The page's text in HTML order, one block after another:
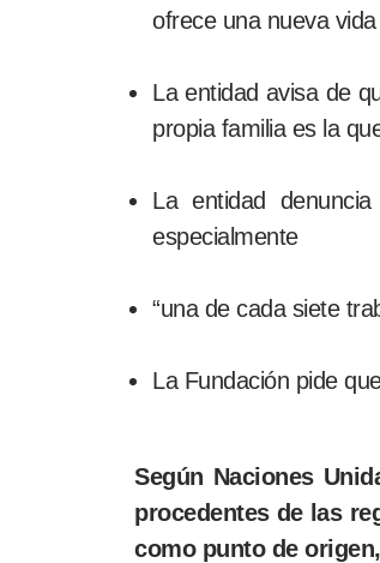
ofrece una nueva
La entidad avisa de
propia familia es la
La entidad
especialmente
“una de cada siete
La Fundación pide
Según Naciones
procedentes de las
como punto de